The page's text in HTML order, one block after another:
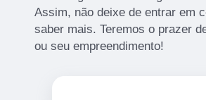
Assim, não deixe de entrar em
saber mais. Teremos o prazer
ou seu empreendimento!